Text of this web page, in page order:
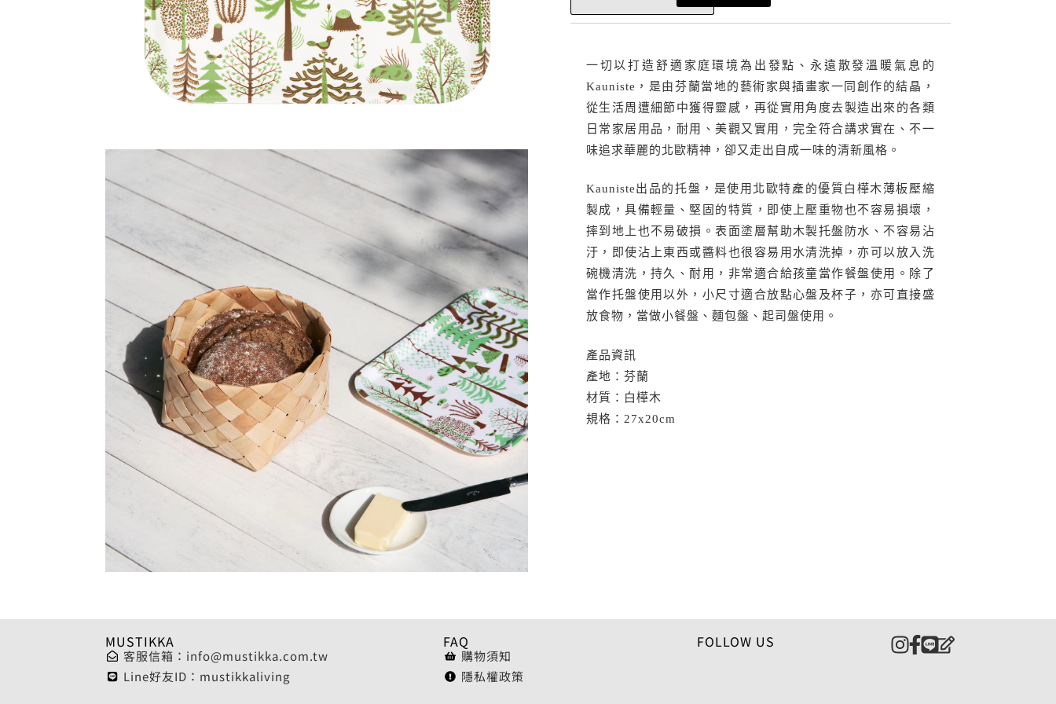
一切以打造舒適家庭環境為出發點、永遠散發溫暖氣息的
Kauniste，是由芬蘭當地的藝術家與插畫家一同創作的結晶，
從生活周遭細節中獲得靈感，再從實用角度去製造出來的各類
日常家居用品，耐用、美觀又實用，完全符合講求實在、不一
味追求華麗的北歐精神，卻又走出自成一味的清新風格。
Kauniste出品的托盤，是使用北歐特產的優質白樺木薄板壓縮
製成，具備輕量、堅固的特質，即使上壓重物也不容易損壞，
摔到地上也不易破損。表面塗層幫助木製托盤防水、不容易沾
汙，即使沾上東西或醬料也很容易用水清洗掉，亦可以放入洗
碗機清洗，持久、耐用，非常適合給孩童當作餐盤使用。除了
當作托盤使用以外，小尺寸適合放點心盤及杯子，亦可直接盛
放食物，當做小餐盤、麵包盤、起司盤使用。
產品資訊
產地：芬蘭
材質：白樺木
規格：27x20cm
MUSTIKKA
客服信箱： info@mustikka.com.tw
Line好友ID：mustikkaliving
FAQ
購物須知
隱私權政策
FOLLOW US